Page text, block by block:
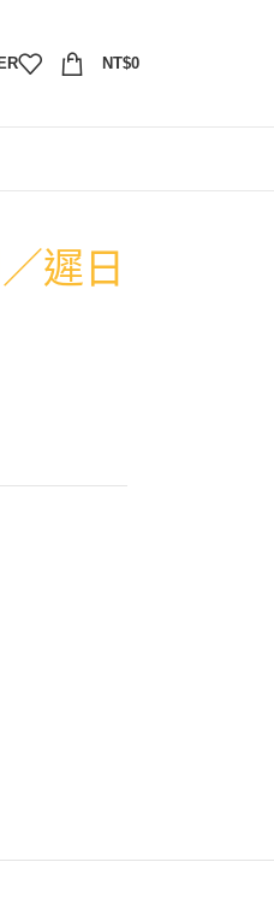
NT$0
遲日